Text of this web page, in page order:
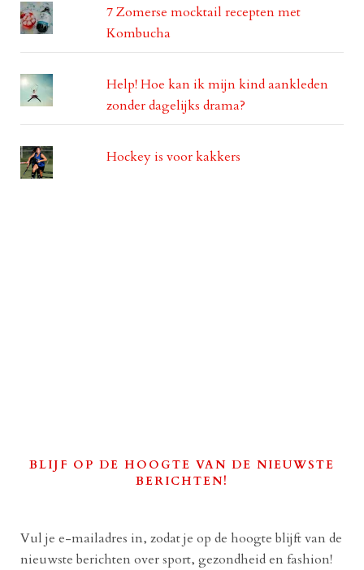
7 Zomerse mocktail recepten met
Kombucha
Help! Hoe kan ik mijn kind aankleden
zonder dagelijks drama?
Hockey is voor kakkers
BLIJF OP DE HOOGTE VAN DE NIEUWSTE
BERICHTEN!
Vul je e-mailadres in, zodat je op de hoogte blijft van de
nieuwste berichten over sport, gezondheid en fashion!